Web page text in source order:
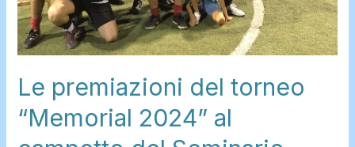
Le premiazioni del torneo
“Memorial 2024” al